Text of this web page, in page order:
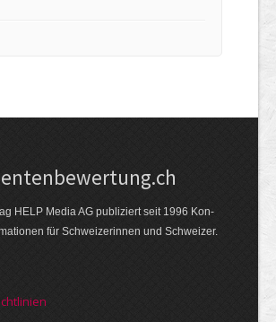
HELP Media AG publi­ziert seit 1996 Kon­
für Schwei­zerinnen und Schweizer.